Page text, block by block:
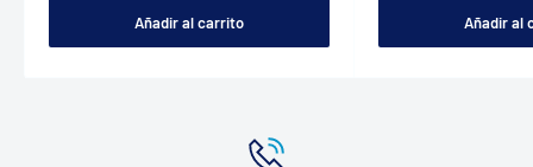
Añadir al carrito Añadir al